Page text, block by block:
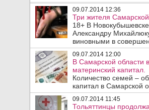
09.07.2014 12:36
Три жителя Самарской
18+ В
Александру
виновными в
09.07.2014 12:00
В Самарской области
материнский капитал.
Количество семей –
капитал в Самарской
09.07.2014 11:45
Тольяттинцы